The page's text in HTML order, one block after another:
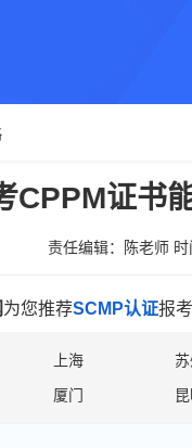
CPPM证书
责任编辑：陈老师
为您推荐SCMP认证报
上海 苏
厦门